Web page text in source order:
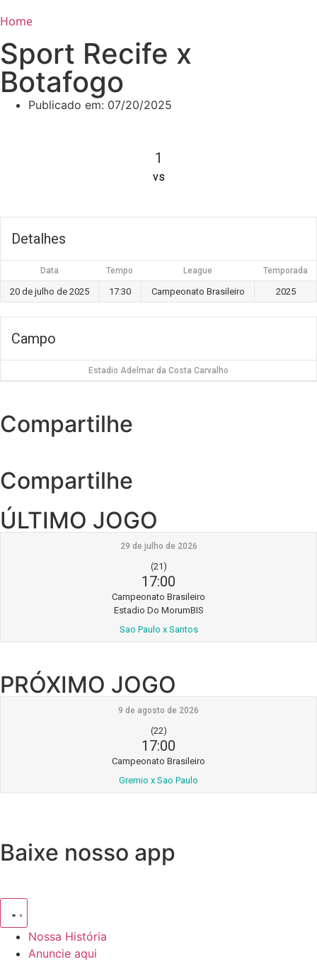
Home
Sport Recife x
Botafogo
Publicado em: 07/20/2025
1
vs
Detalhes
Data Tempo League Temporada
20 de julho de 2025 17:30 Campeonato Brasileiro 2025
Campo
Estadio Adelmar da Costa Carvalho
Compartilhe
Compartilhe
ÚLTIMO JOGO
29 de julho de 2026
(21)
17:00
Campeonato Brasileiro
Estadio Do MorumBIS
Sao Paulo x Santos
PRÓXIMO JOGO
9 de agosto de 2026
(22)
17:00
Campeonato Brasileiro
Gremio x Sao Paulo
Baixe nosso app
Nossa História
Anuncie aqui